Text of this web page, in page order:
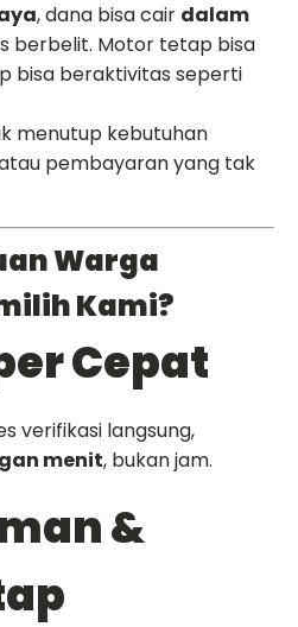
, dana bisa cair dalam
berbelit. Motor tetap bisa
bisa beraktivitas seperti
menutup kebutuhan
pembayaran yang tak
Warga
Kami?
Cepat
verifikasi langsung,
menit, bukan jam.
&